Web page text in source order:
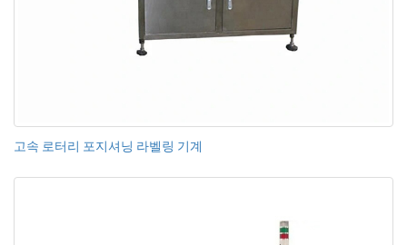
고속 로터리 포지셔닝 라벨링 기계